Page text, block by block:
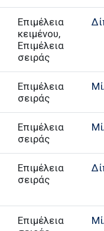
Επιμέλεια
κειμένου,
Επιμέλεια
σειράς
Επιμέλεια
σειράς
Επιμέλεια
σειράς
Επιμέλεια
σειράς
Επιμέλεια